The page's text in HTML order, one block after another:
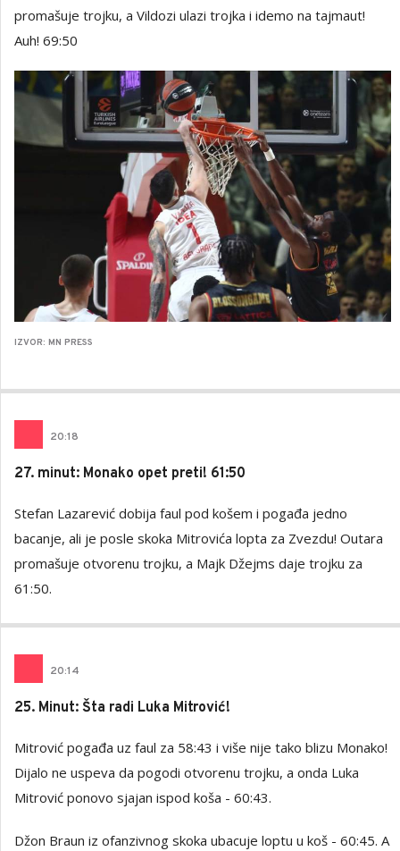
promašuje trojku, a Vildozi ulazi trojka i idemo na tajmaut!
Auh! 69:50
IZVOR: MN PRESS
20:18
27. minut: Monako opet preti! 61:50
Stefan Lazarević dobija faul pod košem i pogađa jedno
bacanje, ali je posle skoka Mitrovića lopta za Zvezdu! Outara
promašuje otvorenu trojku, a Majk Džejms daje trojku za
61:50.
20:14
25. Minut: Šta radi Luka Mitrović!
Mitrović pogađa uz faul za 58:43 i više nije tako blizu Monako!
Dijalo ne uspeva da pogodi otvorenu trojku, a onda Luka
Mitrović ponovo sjajan ispod koša - 60:43.
Džon Braun iz ofanzivnog skoka ubacuje loptu u koš - 60:45. A